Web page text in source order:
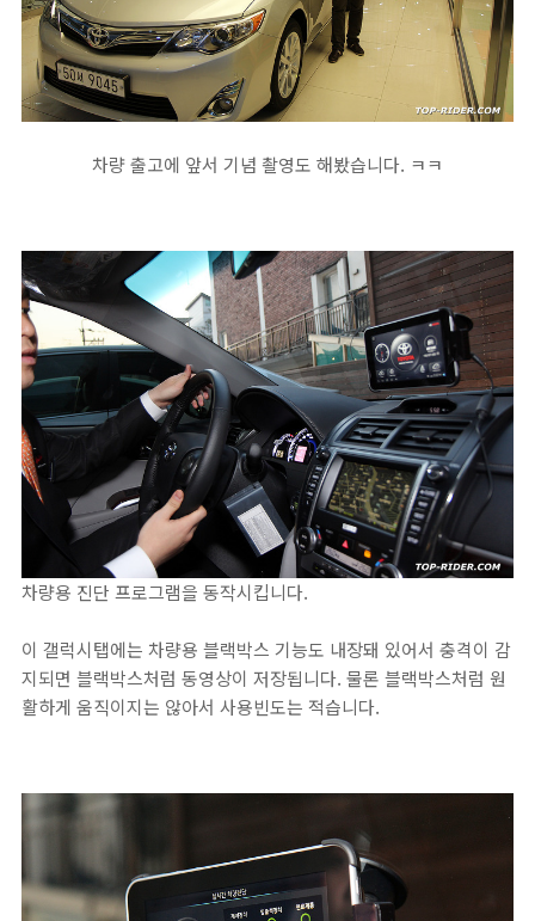
차량 출고에 앞서 기념 촬영도 해봤습니다. ㅋㅋ
차량용 진단 프로그램을 동작시킵니다.
이 갤럭시탭에는 차량용 블랙박스 기능도 내장돼 있어서 충격이 감
지되면 블랙박스처럼 동영상이 저장됩니다. 물론 블랙박스처럼 원
활하게 움직이지는 않아서 사용빈도는 적습니다.